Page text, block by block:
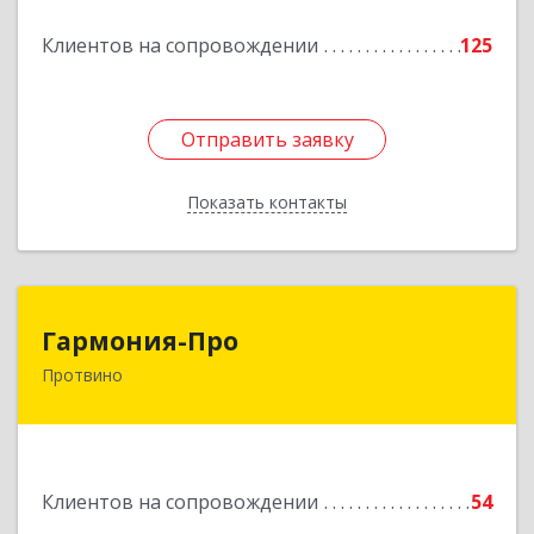
Клиентов на сопровождении 125
Отправить заявку
Показать контакты
Отправить заявку
Назад
Гармония-Про
Протвино
Клиентов на сопровождении
54
142280, Московская обл, Протвино г, Ленина